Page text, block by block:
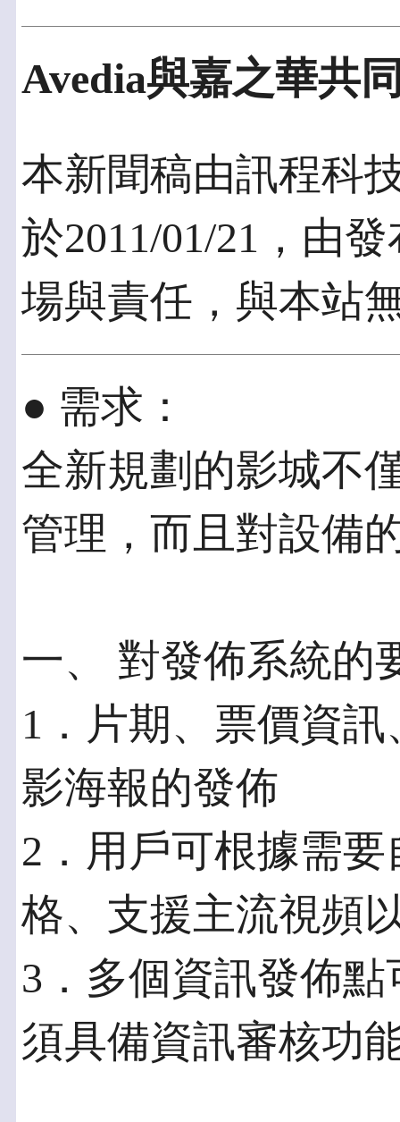
Avedia與嘉之華共
本新聞稿由訊程科
於2011/01/21，由
場與責任，與本站
● 需求：
全新規劃的影城不
管理，而且對設備
一、 對發佈系統的
1．片期、票價資
影海報的發佈
2．用戶可根據需
格、支援主流視頻
3．多個資訊發佈
須具備資訊審核功